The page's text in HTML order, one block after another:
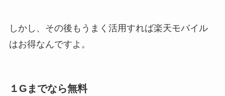
しかし、その後もうまく活用すれば楽天モバイル
はお得なんですよ。
１Gまでなら無料